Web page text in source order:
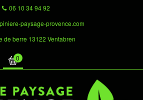
06 10 34 94 92
paysage-provence.com
de berre 13122 Ventabren
0